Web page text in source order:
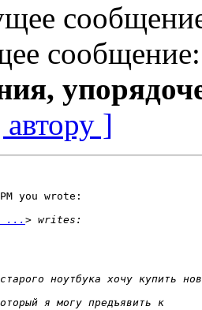
автору ]
you wrote:
...